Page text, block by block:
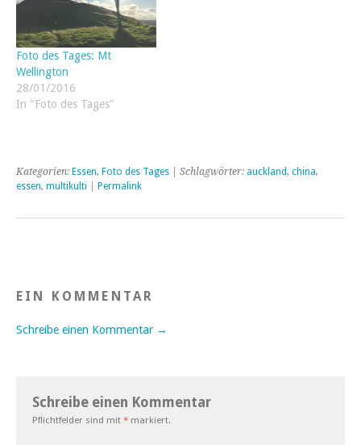
Foto des Tages: Mt
Wellington
28/01/2016
In "Foto des Tages"
Kategorien: Essen, Foto des Tages | Schlagwörter: auckland, china,
essen, multikulti Permalink
EIN KOMMENTAR
Schreibe einen Kommentar →
Schreibe einen Kommentar
Pflichtfelder sind mit * markiert.